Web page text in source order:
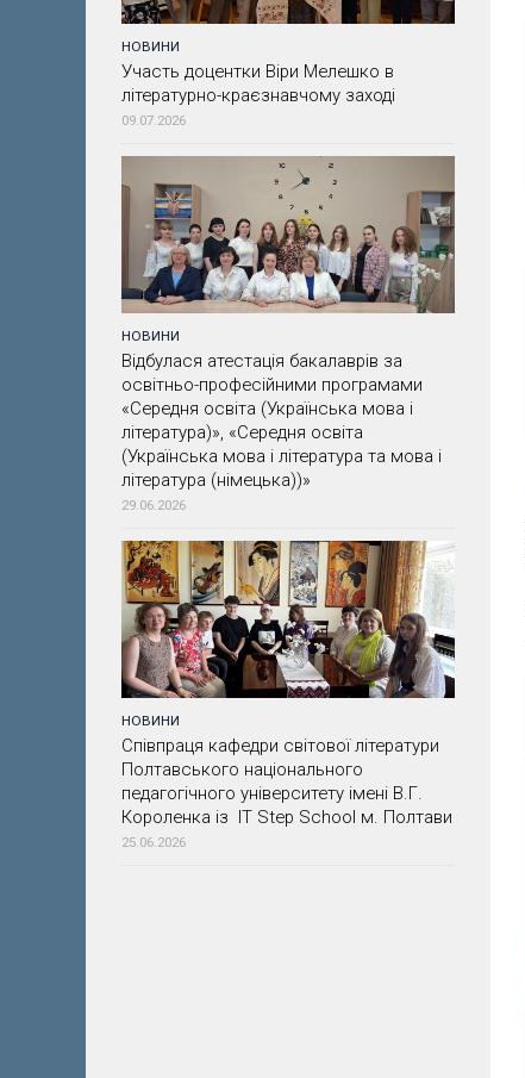
НОВИНИ
Участь доцентки Віри Мелешко в
літературно-краєзнавчому заході
09.07.2026
НОВИНИ
Відбулася атестація бакалаврів за
освітньо-професійними програмами
«Середня освіта (Українська мова і
література)», «Середня освіта
(Українська мова і література та мова і
література (німецька))»
29.06.2026
НОВИНИ
Співпраця кафедри світової літератури
Полтавського національного
педагогічного університету імені В.Г.
Короленка із IT Step School м. Полтави
25.06.2026